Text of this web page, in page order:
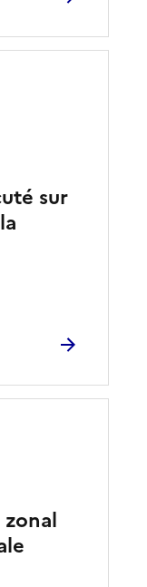
sur